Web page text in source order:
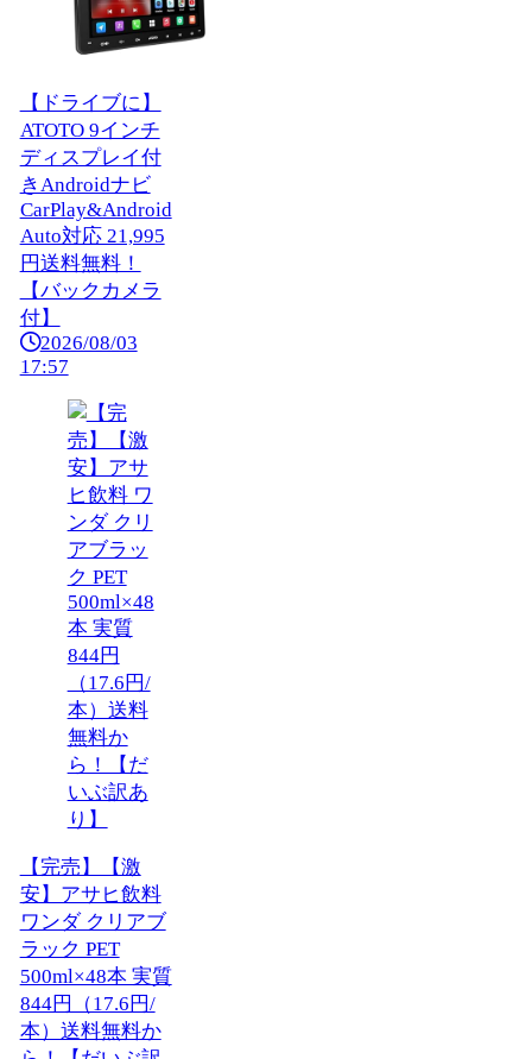
【ドライブに】
ATOTO 9インチ
ディスプレイ付
きAndroidナビ
CarPlay&Android
Auto対応 21,995
円送料無料！
【バックカメラ
付】
2026/08/03
17:57
【完売】【激
安】アサヒ飲料
ワンダ クリアブ
ラック PET
500ml×48本 実質
844円（17.6円/
本）送料無料か